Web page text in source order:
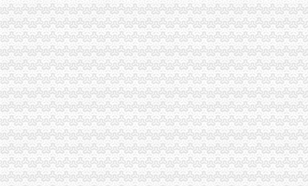
双桥局重庆0元注册公司采取有效措施认真贯彻十七届三中全会精
云局重庆免费注册公司四措并举规范农村经纪人监管工作
涪陵局“四个立足”一元注册公司流程助推内陆开放型经济发展
云局一元注册公司力促专业合作社健康发展深受农民欢迎
免费
qq空间克隆_克隆空间_qq背景墙图片大全_qq克隆空间免费下载
同花顺免费炒股软件下载_免费PC股票软件排行榜_同花顺下载中心
免费公司
苏州街3号大恒科技大厦免费公司注册【今日推荐网-北京工商/税务/财
【成都MFG创客联邦】创业免费体验季/免费公司注册
免费注册
免费注册
如何免费注册Apple ID?Apple ID免费注册图文教程-同步推资讯